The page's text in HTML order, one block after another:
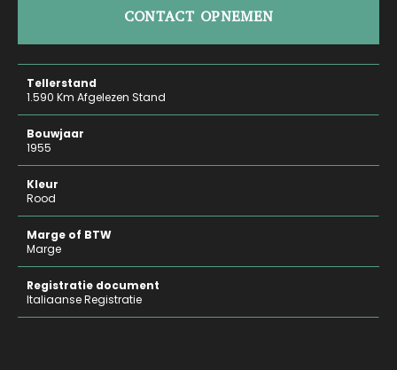
CONTACT OPNEMEN
Tellerstand
1.590 Km Afgelezen Stand
Bouwjaar
1955
Kleur
Rood
Marge of BTW
Marge
Registratie document
Italiaanse Registratie